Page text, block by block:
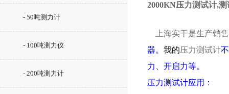
- 50吨测力计
- 100吨测力仪
- 200吨测力计
2000KN压力测试计,
上海实干是生产销
器。 我的压力测试计
力、开启力等。
压力测试计应用：